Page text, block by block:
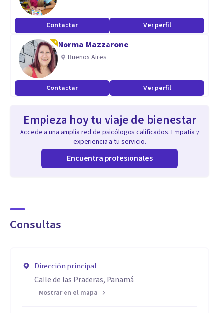
Contactar Ver perfil
Norma Mazzarone
Buenos Aires
Contactar Ver perfil
Empieza hoy tu viaje de bienestar
Accede a una amplia red de psicólogos calificados. Empatía y
experiencia a tu servicio.
Encuentra profesionales
Consultas
Dirección principal
Calle de las Praderas, Panamá
Mostrar en el mapa